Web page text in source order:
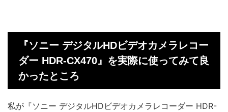
『ソニー デジタルHDビデオカメラレコー
ダー HDR-CX470』を実際に使ってみて良
かったところ
私が『ソニー デジタルHDビデオカメラレコーダー HDR-